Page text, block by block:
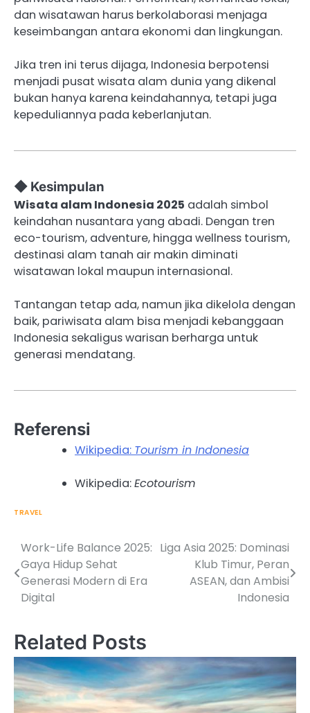
dan wisatawan harus berkolaborasi menjaga
keseimbangan antara ekonomi dan lingkungan.
Jika tren ini terus dijaga, Indonesia berpotensi
menjadi pusat wisata alam dunia yang dikenal
bukan hanya karena keindahannya, tetapi juga
kepeduliannya pada keberlanjutan.
◆ Kesimpulan
Wisata alam Indonesia 2025 adalah simbol
keindahan nusantara yang abadi. Dengan tren
eco-tourism, adventure, hingga wellness tourism,
destinasi alam tanah air makin diminati
wisatawan lokal maupun internasional.
Tantangan tetap ada, namun jika dikelola dengan
baik, pariwisata alam bisa menjadi kebanggaan
Indonesia sekaligus warisan berharga untuk
generasi mendatang.
Referensi
Wikipedia: Tourism in Indonesia
Wikipedia:Ecotourism
TRAVEL
Post
navigation
Work-Life Balance 2025:
Gaya Hidup Sehat
Generasi Modern di Era
Digital
Liga Asia 2025: Dominasi
Klub Timur, Peran
ASEAN, dan Ambisi
Indonesia
Related Posts